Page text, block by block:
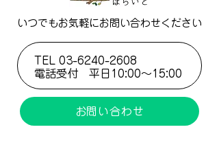
いつでもお気軽にお問い合わせください
TEL 03-6240-2608
電話受付 ​平日10:00～15:00
お問い合わせ